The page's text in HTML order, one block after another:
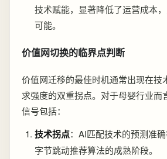
技术赋能，显著降低了运营成本
可能。
价值网切换的临界点判断
价值网迁移的最佳时机通常出现在技
求强度的双重拐点。对于母婴行业而
信号包括：
技术拐点：AI匹配技术的预测准
字节跳动推荐算法的成熟阶段。